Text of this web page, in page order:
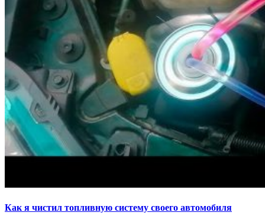
Как я чистил топливную систему своего автомобиля